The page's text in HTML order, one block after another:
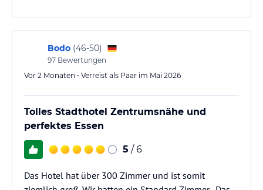
Bodo (46-50)
97 Bewertungen
Vor 2 Monaten • Verreist als Paar im Mai 2026
Tolles Stadthotel Zentrumsnähe und
perfektes Essen
5 / 6
Das Hotel hat über 300 Zimmer und ist somit